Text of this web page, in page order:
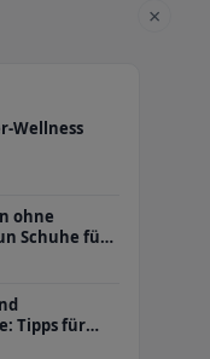
×
Wellness
ohne
Schuhe für
Tipps für